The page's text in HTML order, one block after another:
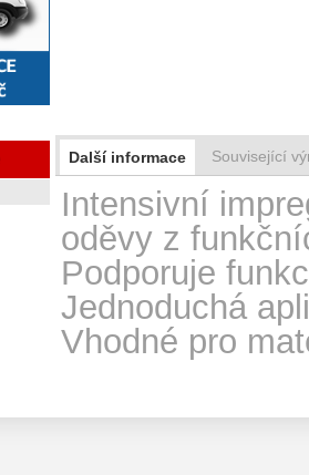
Další informace Související
Intensivní
oděvy z
Podporuje
Jednoduchá
Vhodné pro